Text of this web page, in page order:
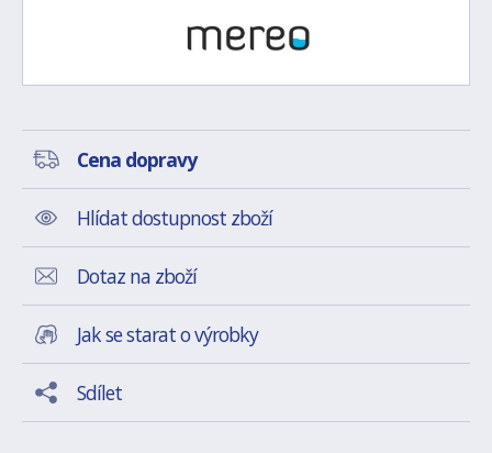
Cena dopravy
Hlídat dostupnost zboží
Dotaz na zboží
Jak se starat o výrobky
Sdílet